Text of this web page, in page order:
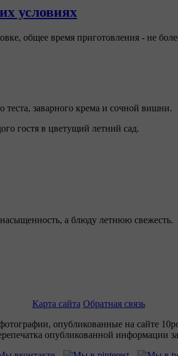
условиях
общее время приготовления - не
заварного крема и сочной вишни.
гостя в цветущий летний сад.
а блюду летнюю свежесть.
Карта сайта Обратная связь
опубликованные на сайте
опубликованной информации